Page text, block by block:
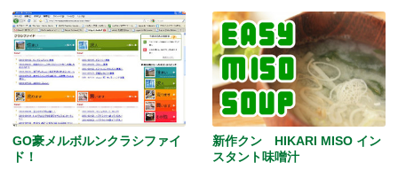
GO豪メルボルンクラシファイ
ド！
新作クン HIKARI MISO イン
スタント味噌汁